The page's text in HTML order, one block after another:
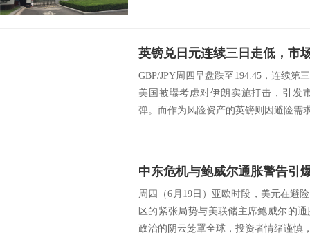
英镑兑日元连续三日走低，市
GBP/JPY周四早盘跌至194.45，连续第
美国被曝考虑对伊朗实施打击，引发
弹。而作为风险资产的英镑则因避险需
周四（6月19日）亚欧时段，美元在避
区的紧张局势与美联储主席鲍威尔的
政治的阴云笼罩全球，投资者情绪谨慎